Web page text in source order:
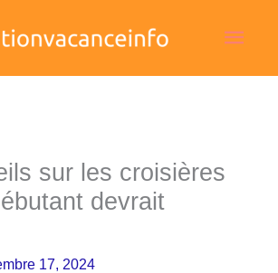
sur les croisières
devrait
17, 2024